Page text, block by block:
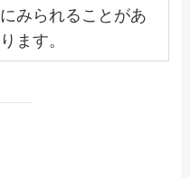
にみられることがあ
ります。